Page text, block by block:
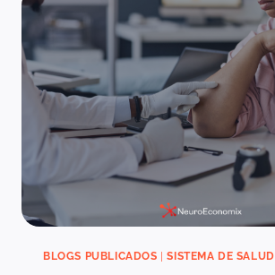
(MEAS)
EN
AMÉRICA
LATINA:
EL
ESTADO
REAL
EN
BLOGS PUBLICADOS |SISTEMA DE SALUD